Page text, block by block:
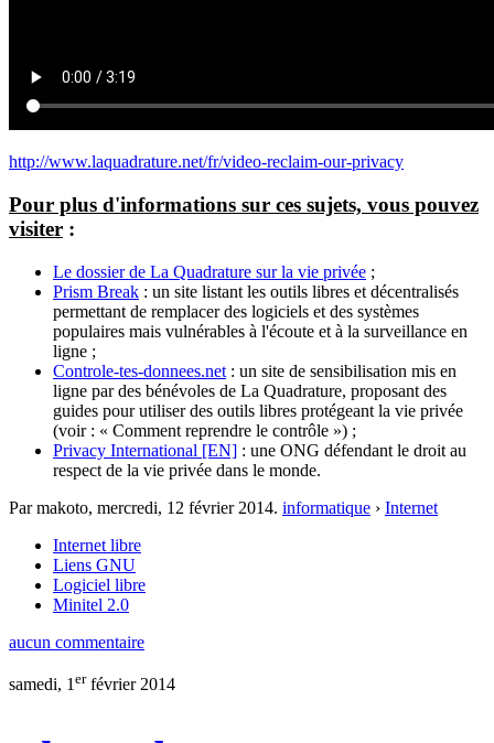
http://www.laquadrature.net/fr/video-reclaim-our-privacy
Pour plus d'informations sur ces sujets, vous pouvez
visiter :
Le dossier de La Quadrature sur la vie privée ;
Prism Break : un site listant les outils libres et décentralisés
permettant de remplacer des logiciels et des systèmes
populaires mais vulnérables à l'écoute et à la surveillance en
ligne ;
Controle-tes-donnees.net : un site de sensibilisation mis en
ligne par des bénévoles de La Quadrature, proposant des
guides pour utiliser des outils libres protégeant la vie privée
(voir : « Comment reprendre le contrôle ») ;
Privacy International [EN] : une ONG défendant le droit au
respect de la vie privée dans le monde.
Par makoto, mercredi, 12 février 2014. informatique › Internet
Internet libre
Liens GNU
Logiciel libre
Minitel 2.0
aucun commentaire
samedi, 1 erfévrier 2014